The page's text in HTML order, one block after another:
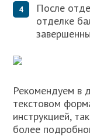
После
отделке
Рекомендуем в
текстовом
инструкцией,
более